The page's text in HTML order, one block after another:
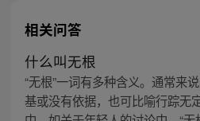
相关问答
什么叫无根
“无根”一词有多种含义。通常来
基或没有依据，也可比喻行踪无